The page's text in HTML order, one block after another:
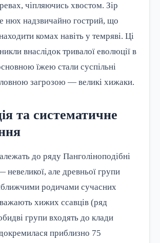
чіпляючись хвостом. Зір
нюх надзвичайно гострий, що
комах навіть у темряві. Ці
внаслідок тривалої еволюції в
їжею стали суспільні
загрозою — великі хижаки.
та систематичне
до ряду Панголіноподібні
але древньої групи
родичами сучасних
хижих ссавців (ряд
групи входять до клади
приблизно 75